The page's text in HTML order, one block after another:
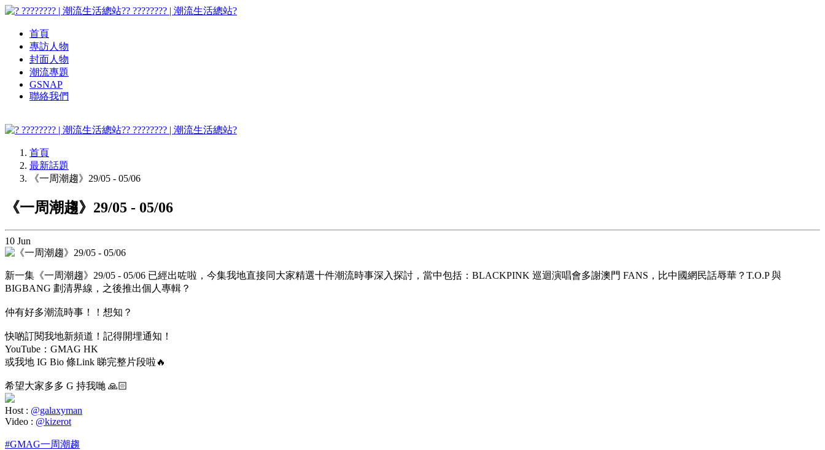
? ???????? | 潮流生活總站?
首頁
專訪人物
封面人物
潮流專題
GSNAP
聯絡我們
? ???????? | 潮流生活總站?
首頁
最新話題
《一周潮趨》29/05 - 05/06
《一周潮趨》29/05 - 05/06
10 Jun
新一集《一周潮趨》29/05 - 05/06 已經出咗啦，今集我地直接同大家精選十件潮流時事深入探討，當中包括：BLACKPINK 巡迴演唱會多謝澳門 FANS，比中國網民話辱華？T.O.P 與
BIGBANG 劃清界線，之後推出個人專輯？
仲有好多潮流時事！！想知？
快啲訂閱我地新頻道！記得開埋通知！
YouTube：GMAG HK
或我地 IG Bio 條Link 睇完整片段啦🔥
希望大家多多 G 持我哋 🙏🏻
Host : @galaxyman
Video : @kizerot
#GMAG一周潮趨